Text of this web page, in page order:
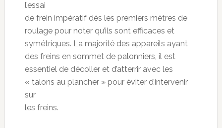
l’essai
de frein impératif dès les premiers mètres de
roulage pour noter qu’ils sont efficaces et
symétriques. La majorité des appareils ayant
des freins en sommet de palonniers, il est
essentiel de décoller et d’atterrir avec les
« talons au plancher » pour éviter d’intervenir
sur
les freins.